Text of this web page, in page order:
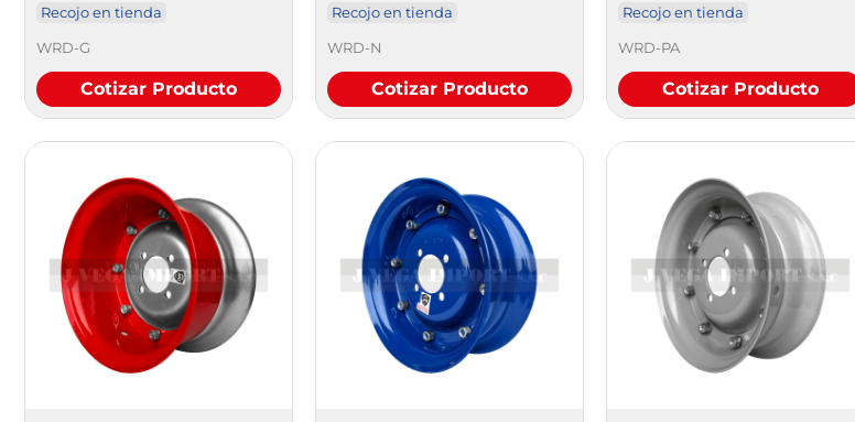
Recojo en tienda
WRD-G
Cotizar Producto
Recojo en tienda
WRD-N
Cotizar Producto
Recojo en tienda
WRD-PA
Cotizar Producto